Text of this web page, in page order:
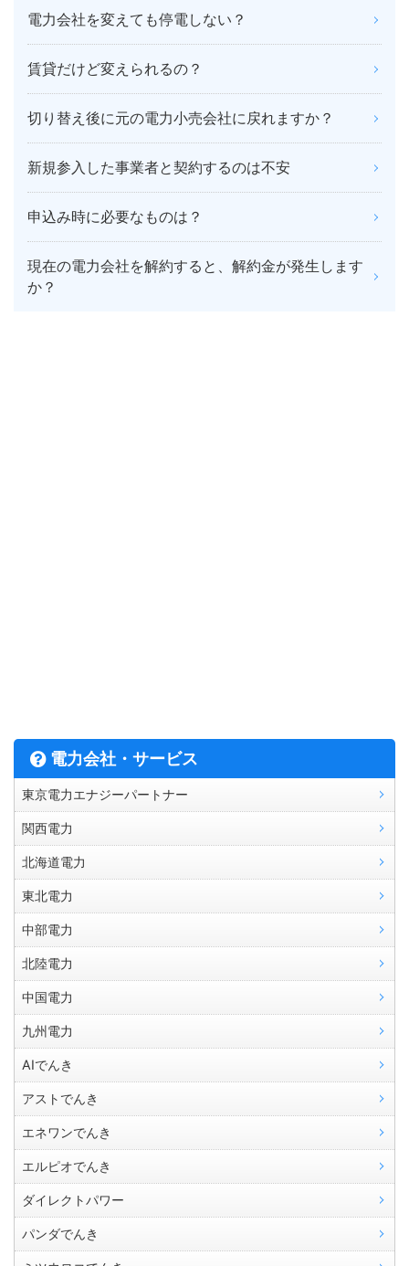
電力会社を変えても停電しない？
賃貸だけど変えられるの？
切り替え後に元の電力小売会社に戻れますか？
新規参入した事業者と契約するのは不安
申込み時に必要なものは？
現在の電力会社を解約すると、解約金が発生します
か？
電力会社・サービス
東京電力エナジーパートナー
関西電力
北海道電力
東北電力
中部電力
北陸電力
中国電力
九州電力
AIでんき
アストでんき
エネワンでんき
エルピオでんき
ダイレクトパワー
パンダでんき